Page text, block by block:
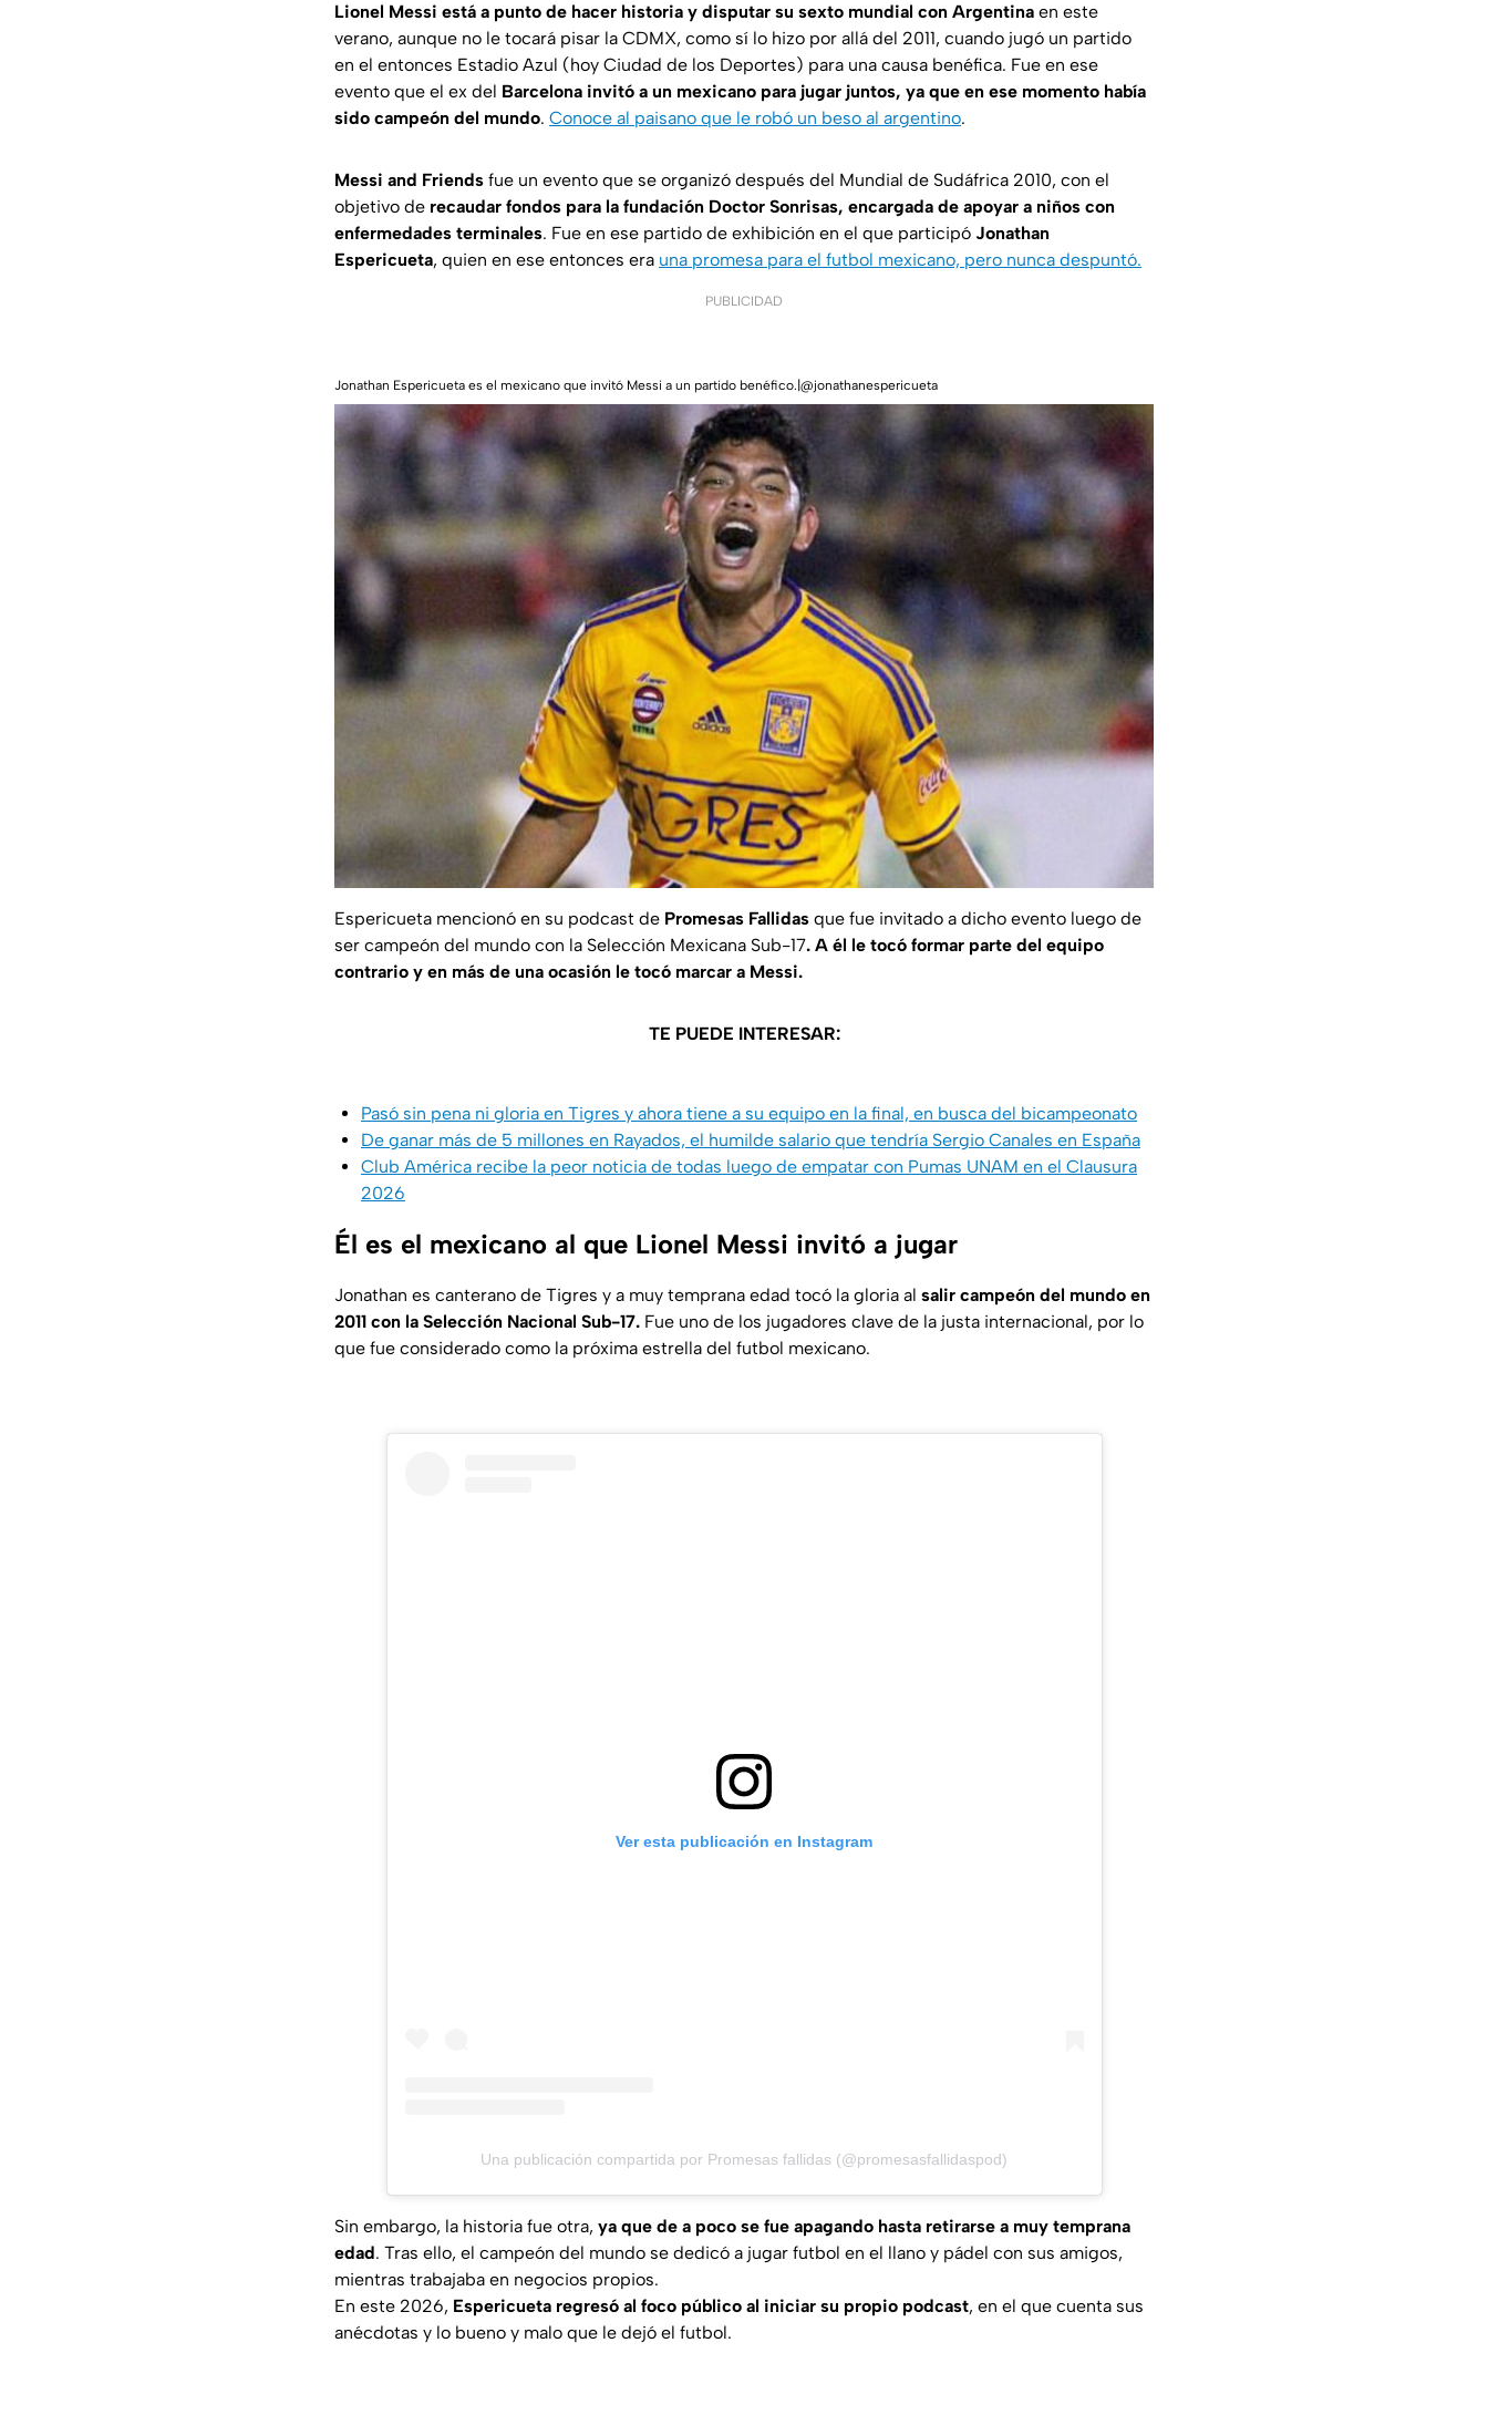
Lionel Messi está a punto de hacer historia y disputar su sexto mundial con Argentina en este
verano, aunque no le tocará pisar la CDMX, como sí lo hizo por allá del 2011, cuando jugó un partido
en el entonces Estadio Azul (hoy Ciudad de los Deportes) para una causa benéfica. Fue en ese
evento que el ex del Barcelona invitó a un mexicano para jugar juntos, ya que en ese momento había
sido campeón del mundo. Conoce al paisano que le robó un beso al argentino.
Messi and Friends fue un evento que se organizó después del Mundial de Sudáfrica 2010, con el
objetivo de recaudar fondos para la fundación Doctor Sonrisas, encargada de apoyar a niños con
enfermedades terminales. Fue en ese partido de exhibición en el que participó Jonathan
Espericueta, quien en ese entonces era una promesa para el futbol mexicano, pero nunca despuntó.
PUBLICIDAD
Jonathan Espericueta es el mexicano que invitó Messi a un partido benéfico.|@jonathanespericueta
Espericueta mencionó en su podcast de Promesas Fallidas que fue invitado a dicho evento luego de
ser campeón del mundo con la Selección Mexicana Sub-17. A él le tocó formar parte del equipo
contrario y en más de una ocasión le tocó marcar a Messi.
TE PUEDE INTERESAR:
Pasó sin pena ni gloria en Tigres y ahora tiene a su equipo en la final, en busca del bicampeonato
De ganar más de 5 millones en Rayados, el humilde salario que tendría Sergio Canales en España
Club América recibe la peor noticia de todas luego de empatar con Pumas UNAM en el Clausura
2026
Él es el mexicano al que Lionel Messi invitó a jugar
Jonathan es canterano de Tigres y a muy temprana edad tocó la gloria al salir campeón del mundo en
2011 con la Selección Nacional Sub-17. Fue uno de los jugadores clave de la justa internacional, por lo
que fue considerado como la próxima estrella del futbol mexicano.
Ver esta publicación en Instagram
Una publicación compartida por Promesas fallidas (@promesasfallidaspod)
Sin embargo, la historia fue otra, ya que de a poco se fue apagando hasta retirarse a muy temprana
edad. Tras ello, el campeón del mundo se dedicó a jugar futbol en el llano y pádel con sus amigos,
mientras trabajaba en negocios propios.
En este 2026, Espericueta regresó al foco público al iniciar su propio podcast, en el que cuenta sus
anécdotas y lo bueno y malo que le dejó el futbol.